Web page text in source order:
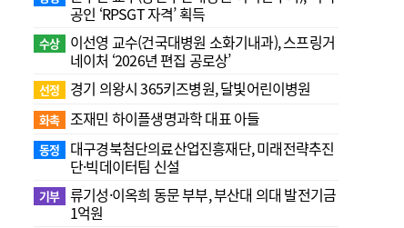
공인 ‘RPSGT 자격’ 획득
수상
이선영 교수(건국대병원 소화기내과), 스프링거
네이처 ‘2026년 편집 공로상’
선정 경기 의왕시 365키즈병원, 달빛어린이병원
화촉 조재민 하이플생명과학 대표 아들
동정
대구경북첨단의료산업진흥재단, 미래전략추진
단·빅데이터팀 신설
기부 류기성·이옥희 동문 부부, 부산대 의대 발전기금
1억원